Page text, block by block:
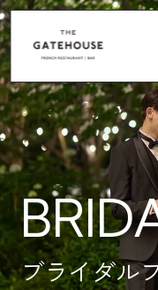
ブライダル